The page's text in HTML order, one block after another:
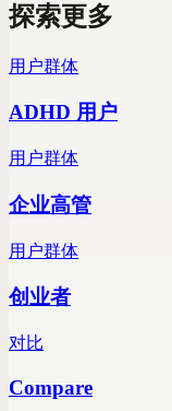
探索更多
用户群体
ADHD 用户
用户群体
企业高管
用户群体
创业者
对比
Compare